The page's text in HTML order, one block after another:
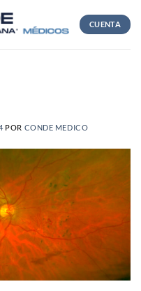
CUENTA
POR CONDE MEDICO